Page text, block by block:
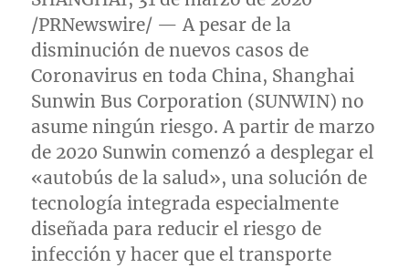
/PRNewswire/ — A pesar de la
disminución de nuevos casos de
Coronavirus en todaChina, Shanghai
Sunwin Bus Corporation (SUNWIN) no
asume ningún riesgo. A partir de marzo
de 2020 Sunwin comenzó a desplegar el
«autobús de la salud», una solución de
tecnología integrada especialmente
diseñada para reducir el riesgo de
infección y hacer que el transporte